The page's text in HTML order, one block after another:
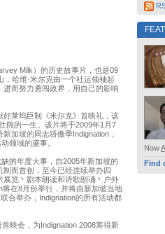
Milk）的历史故事片，也是09
哈维·米尔克由一个社运领袖起
而努力勇闯政界，用自己的影响
好莱坞巨制《米尔克》首映礼，该
阔的一生。该片将于2009年1月7
加坡的同志骄傲季Indignation，
领域的盛事。
的年度大事，自2005年新加坡的
而首创，至今已经连续举办四
展览丶剧本朗读和诗歌朗诵丶户外
在8月份举行，并将由新加坡当地
合举办，Indignation的所有活动都
映会，为Indignation 2008筹得新
Now
Find